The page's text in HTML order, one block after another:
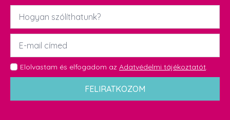
Név
Email
GDPR
*
Elolvastam és elfogadom az Adatvédelmi tájékoztatót.
FELIRATKOZOM